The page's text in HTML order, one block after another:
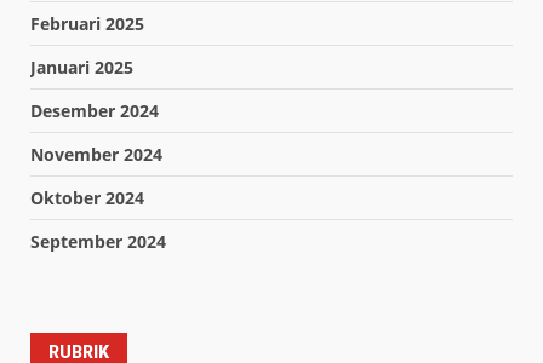
Februari 2025
Januari 2025
Desember 2024
November 2024
Oktober 2024
September 2024
RUBRIK